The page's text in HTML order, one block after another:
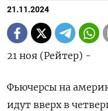
21.11.2024
21 ноя (Рейтер) -
Фьючерсы на
идут вверх в